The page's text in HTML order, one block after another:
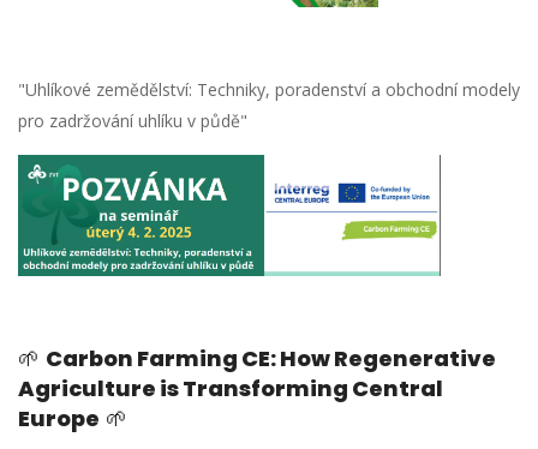
"Uhlíkové zemědělství: Techniky, poradenství a obchodní modely
pro zadržování uhlíku v půdě"
🌱 Carbon Farming CE: How Regenerative
Agriculture is Transforming Central
Europe 🌱